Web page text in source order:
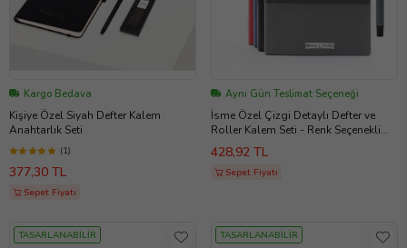
Kargo Bedava
Kişiye Özel Siyah Defter Kalem
Anahtarlık Seti
(1)
377,30 TL
Sepet Fiyatı
Aynı Gün Teslimat Seçeneği
İsme Özel Çizgi Detaylı Defter ve
Roller Kalem Seti - Renk Seçenekli
(Gri)
428,92 TL
Sepet Fiyatı
TASARLANABİLİR TASARLANABİLİR